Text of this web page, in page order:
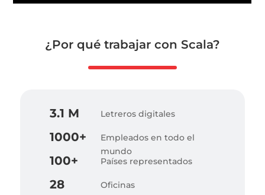
¿Por qué trabajar con Scala?
3.1 M
1000+
100+
28
Letreros digitales
Empleados en todo el
mundo
Países representados
Oficinas